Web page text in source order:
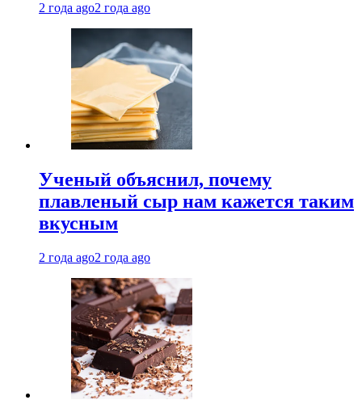
2 года ago2 года ago
Ученый объяснил, почему
плавленый сыр нам кажется таким
вкусным
2 года ago2 года ago